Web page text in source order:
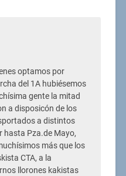
optamos por
del 1A hubiésemos
gente la mitad
a disposicón de los
a distintos
hasta Pza.de Mayo,
más que los
CTA, a la
llorones kakistas